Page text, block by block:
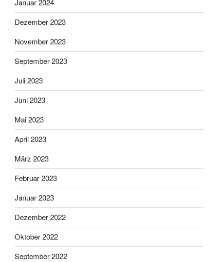
Januar 2024
Dezember 2023
November 2023
September 2023
Juli 2023
Juni 2023
Mai 2023
April 2023
März 2023
Februar 2023
Januar 2023
Dezember 2022
Oktober 2022
September 2022